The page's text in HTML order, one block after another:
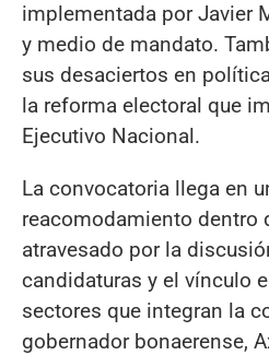
implementada por Javier
y medio de mandato.
sus desaciertos en
la reforma electoral que
Ejecutivo Nacional.
La convocatoria llega en
reacomodamiento dentro
atravesado por la
candidaturas y el vínculo
sectores que integran la
gobernador bonaerense,